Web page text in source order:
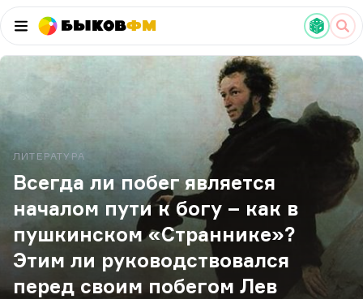
БыковФМ
ЛИТЕРАТУРА
Всегда ли побег является
началом пути к богу – как в
пушкинском «Страннике»?
Этим ли руководствовался
перед своим побегом Лев